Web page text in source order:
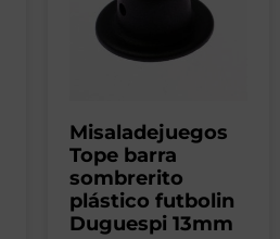
Misaladejuegos
Tope barra
sombrerito
plástico futbolin
Duguespi 13mm